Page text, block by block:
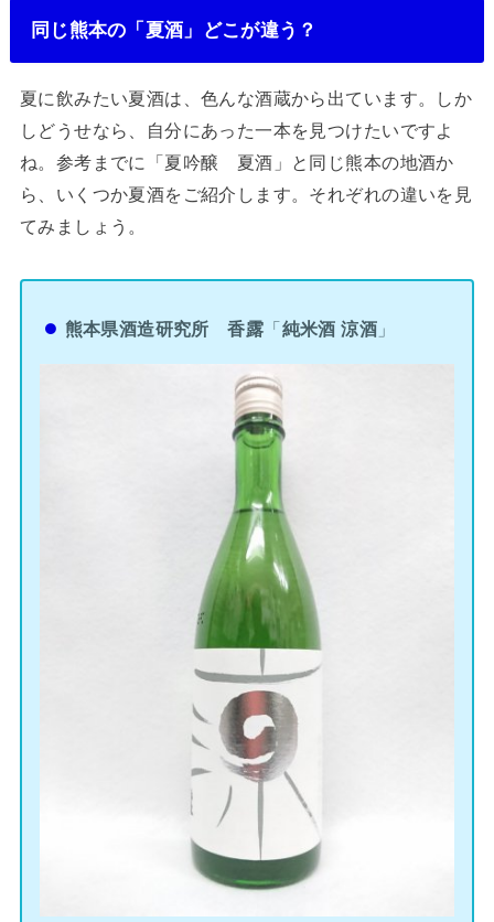
同じ熊本の「夏酒」どこが違う？
夏に飲みたい夏酒は、色んな酒蔵から出ています。しか
しどうせなら、自分にあった一本を見つけたいですよ
ね。参考までに「夏吟醸 夏酒」と同じ熊本の地酒か
ら、いくつか夏酒をご紹介します。それぞれの違いを見
てみましょう。
熊本県酒造研究所 香露 「純米酒 涼酒 」